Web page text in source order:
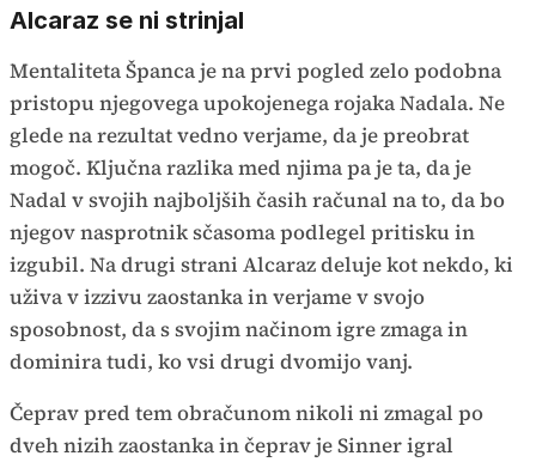
Alcaraz se ni strinjal
Mentaliteta Španca je na prvi pogled zelo podobna
pristopu njegovega upokojenega rojaka Nadala. Ne
glede na rezultat vedno verjame, da je preobrat
mogoč. Ključna razlika med njima pa je ta, da je
Nadal v svojih najboljših časih računal na to, da bo
njegov nasprotnik sčasoma podlegel pritisku in
izgubil. Na drugi strani Alcaraz deluje kot nekdo, ki
uživa v izzivu zaostanka in verjame v svojo
sposobnost, da s svojim načinom igre zmaga in
dominira tudi, ko vsi drugi dvomijo vanj.
Čeprav pred tem obračunom nikoli ni zmagal po
dveh nizih zaostanka in čeprav je Sinner igral